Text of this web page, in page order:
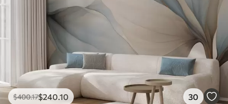
$400.17$240 .10 30